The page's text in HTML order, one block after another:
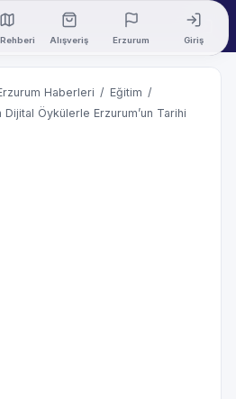
Alışveriş Erzurum Giriş
Haberleri / Eğitim /
Öykülerle Erzurum’un Tarihi